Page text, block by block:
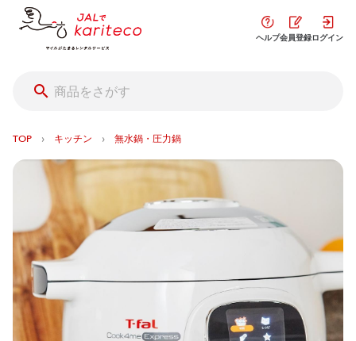
ヘルプ会員登録ログイン
TOP › キッチン › 無水鍋・圧力鍋